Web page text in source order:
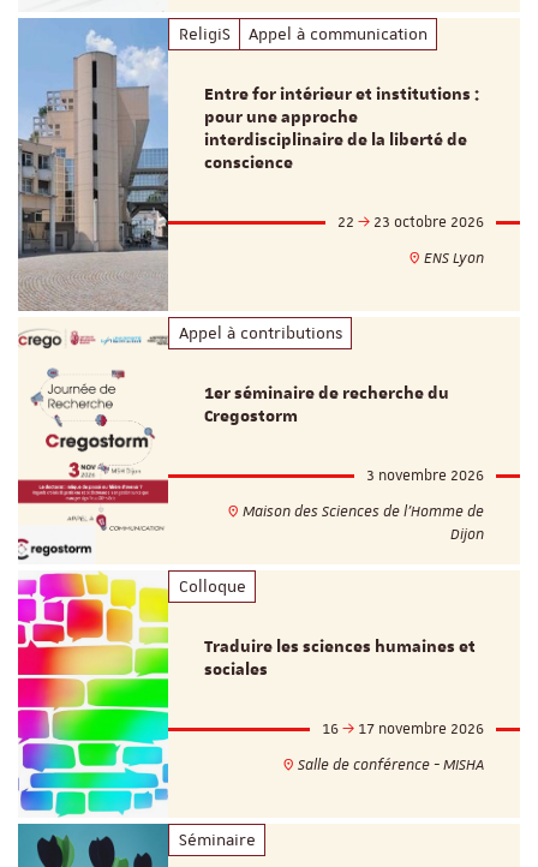
ReligiS Appel à communication
Entre for intérieur et institutions :
pour une approche
interdisciplinaire de la liberté de
conscience
22
23 octobre 2026
ENS Lyon
Appel à contributions
1er séminaire de recherche du
Cregostorm
3 novembre 2026
Maison des Sciences de l'Homme de
Dijon
Colloque
Traduire les sciences humaines et
sociales
16
17 novembre 2026
Salle de conférence - MISHA
Séminaire